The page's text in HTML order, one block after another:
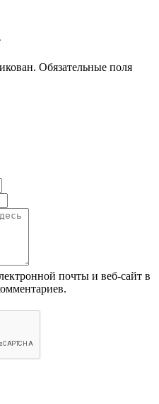
Обязательные поля
почты и веб-сайт в